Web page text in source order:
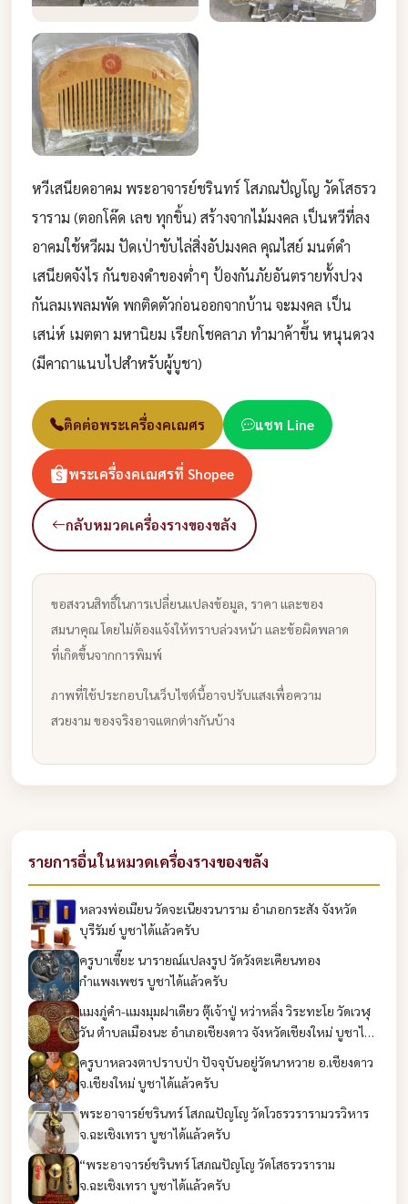
หวีเสนียดอาคม พระอาจารย์ชรินทร์ โสภณปัญโญ วัดโสธรว
ราราม (ตอกโค๊ด เลข ทุกขิ้น) สร้างจากไม้มงคล เป็นหวีที่ลง
อาคมใช้หวีผม ปัดเป่าขับไล่สิ่งอัปมงคล คุณไสย์ มนต์ดำ
เสนียดจังไร กันของดำของต่ำๆ ป้องกันภัยอันตรายทั้งปวง
กันลมเพลมพัด พกติดตัวก่อนออกจากบ้าน จะมงคล เป็น
เสน่ห์ เมตตา มหานิยม เรียกโชคลาภ ทำมาค้าขึ้น หนุนดวง
(มีคาถาแนบไปสำหรับผู้บูชา)
ติดต่อพระเครื่องคเณศร แชท Line
พระเครื่องคเณศรที่ Shopee
กลับหมวดเครื่องรางของขลัง
ขอสงวนสิทธิ์ในการเปลี่ยนแปลงข้อมูล, ราคา และของ
สมนาคุณ โดยไม่ต้องแจ้งให้ทราบล่วงหน้า และข้อผิดพลาด
ที่เกิดขึ้นจากการพิมพ์
ภาพที่ใช้ประกอบในเว็บไซต์นี้อาจปรับแสงเพื่อความ
สวยงาม ของจริงอาจแตกต่างกันบ้าง
รายการอื่นในหมวดเครื่องรางของขลัง
หลวงพ่อเมียน วัดจะเนียงวนาราม อำเภอกระสัง จังหวัด
บุรีรัมย์ บูชาได้แล้วครับ
ครูบาเซี๊ยะ นารายณ์แปลงรูป วัดวังตะเคียนทอง
กำแพงเพชร บูชาได้แล้วครับ
แมงภู่คำ-แมงมุมฝาเดียว ตุ๊เจ้าปู่ หว่าหลิ่ง วิระทะโย วัดเวฬุ
วัน ตำบลเมืองนะ อำเภอเชียงดาว จังหวัดเชียงใหม่ บูชาได้
ครูบาหลวงตาปราบป่า ปัจจุบันอยู่วัดนาหวาย อ.เชียงดาว
จ.เชียงใหม่ บูชาได้แล้วครับ
พระอาจารย์ชรินทร์ โสภณปัญโญ วัดโวธรวรารามวรวิหาร
จ.ฉะเชิงเทรา บูชาได้แล้วครับ
“พระอาจารย์ชรินทร์ โสภณปัญโญ วัดโสธรวราราม
จ.ฉะเชิงเทรา บูชาได้แล้วครับ